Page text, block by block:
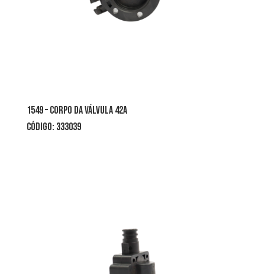
1549 – corpo da válvula 42a
CÓDIGO: 333039